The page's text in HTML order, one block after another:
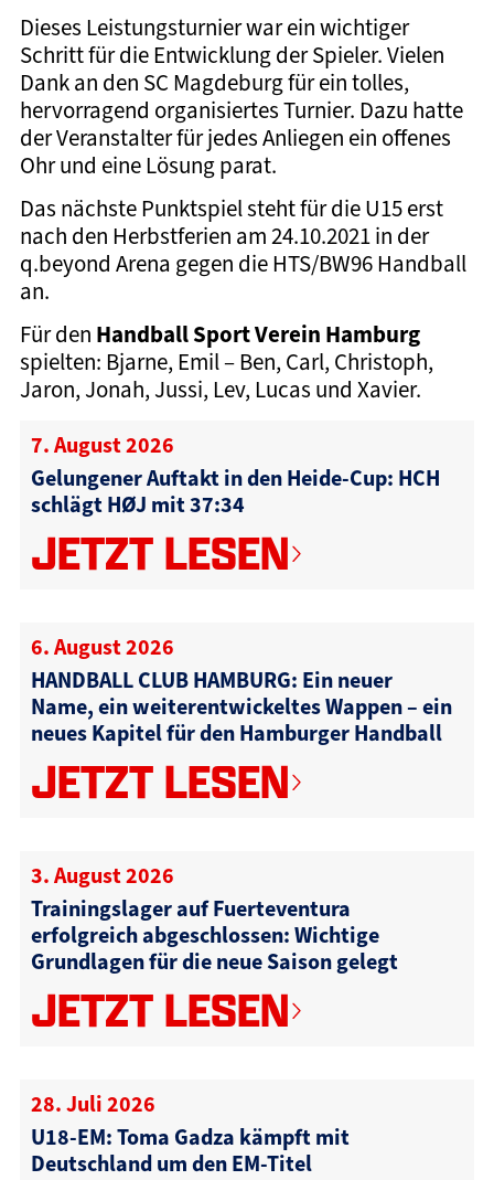
Dieses Leistungsturnier war ein wichtiger
Schritt für die Entwicklung der Spieler. Vielen
Dank an den SC Magdeburg für ein tolles,
hervorragend organisiertes Turnier. Dazu hatte
der Veranstalter für jedes Anliegen ein offenes
Ohr und eine Lösung parat.
Das nächste Punktspiel steht für die U15 erst
nach den Herbstferien am 24.10.2021 in der
q.beyond Arena gegen die HTS/BW96 Handball
an.
Für den Handball Sport Verein Hamburg
spielten: Bjarne, Emil – Ben, Carl, Christoph,
Jaron, Jonah, Jussi, Lev, Lucas und Xavier.
7. August 2026
Gelungener Auftakt in den Heide-Cup: HCH
schlägt HØJ mit 37:34
JETZT LESEN
6. August 2026
HANDBALL CLUB HAMBURG: Ein neuer
Name, ein weiterentwickeltes Wappen – ein
neues Kapitel für den Hamburger Handball
JETZT LESEN
3. August 2026
Trainingslager auf Fuerteventura
erfolgreich abgeschlossen: Wichtige
Grundlagen für die neue Saison gelegt
JETZT LESEN
28. Juli 2026
U18-EM: Toma Gadza kämpft mit
Deutschland um den EM-Titel